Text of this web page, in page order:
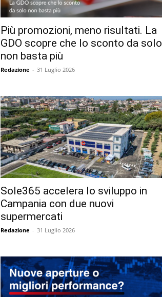
Più promozioni, meno risultati. La
GDO scopre che lo sconto da solo
non basta più
Redazione - 31 Luglio 2026
Sole365 accelera lo sviluppo in
Campania con due nuovi
supermercati
Redazione - 31 Luglio 2026